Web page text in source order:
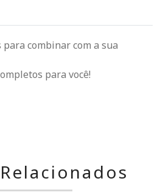
combinar com a sua
para você!